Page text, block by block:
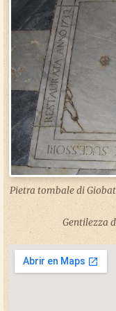
Pietra tombale di
Gentilezza